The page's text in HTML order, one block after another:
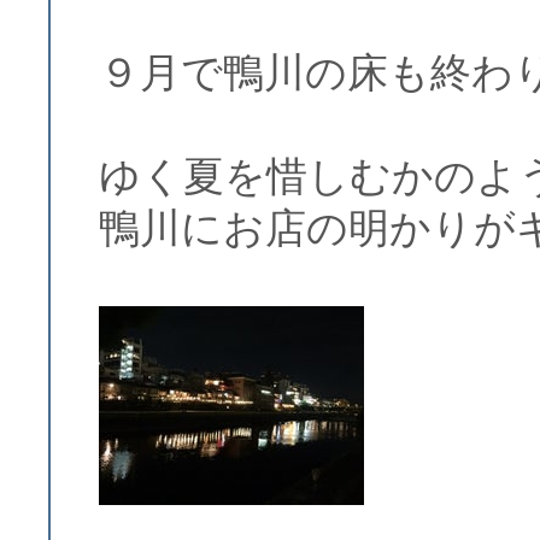
９月で鴨川の床も終わ
ゆく夏を惜しむかのよ
鴨川にお店の明かりが